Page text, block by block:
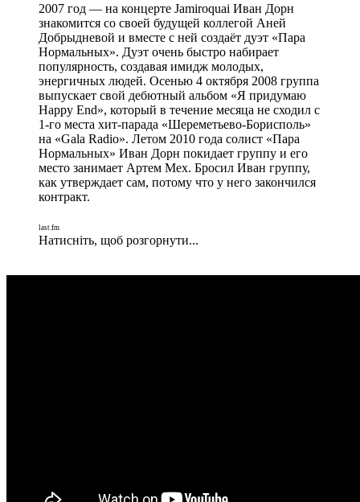
2007 год — на концерте Jamiroquai Иван Дорн
знакомится со своей будущей коллегой Аней
Добрыдневой и вместе с ней создаёт дуэт «Пара
Нормальных». Дуэт очень быстро набирает
популярность, создавая имидж молодых,
энергичных людей. Осенью 4 октября 2008 группа
выпускает свой дебютный альбом «Я придумаю
Happy End», который в течение месяца не сходил с
1-го места хит-парада «Шереметьево-Борисполь»
на «Gala Radio». Летом 2010 года солист «Пара
Нормальных» Иван Дорн покидает группу и его
место занимает Артем Мех. Бросил Иван группу,
как утверждает сам, потому что у него закончился
контракт.
last.fm
Натисніть, щоб розгорнути...